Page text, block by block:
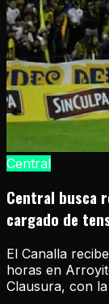
Central
Central busca
cargado de
El Canalla
horas en
Clausura, con